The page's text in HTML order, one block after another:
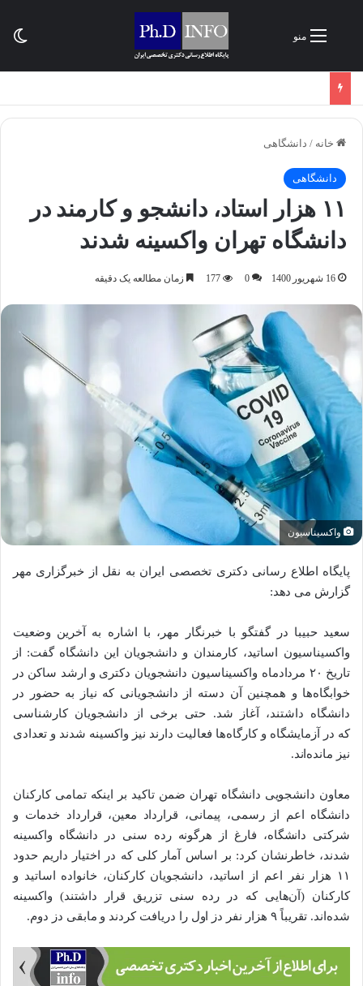
منو
خانه / دانشگاهی
دانشگاهی
۱۱ هزار استاد، دانشجو و کارمند در
دانشگاه تهران واکسینه شدند
16 شهریور 1400 0
177 زمان مطالعه یک دقیقه
واکسیناسیون
پایگاه اطلاع رسانی دکتری تخصصی ایران به نقل از خبرگزاری مهر
گزارش می دهد:
سعید حبیبا در گفتگو با خبرنگار مهر، با اشاره به آخرین وضعیت
واکسیناسیون اساتید، کارمندان و دانشجویان این دانشگاه گفت: از
تاریخ ۲۰ مردادماه واکسیناسیون دانشجویان دکتری و ارشد ساکن در
خوابگاه‌ها و همچنین آن دسته از دانشجویانی که نیاز به حضور در
دانشگاه داشتند، آغاز شد. حتی برخی از دانشجویان کارشناسی
که در آزمایشگاه و کارگاه‌ها فعالیت دارند نیز واکسینه شدند و تعدادی
نیز مانده‌اند.
معاون دانشجویی دانشگاه تهران ضمن تاکید بر اینکه تمامی کارکنان
دانشگاه اعم از رسمی، پیمانی، قرارداد معین، قرارداد خدمات و
شرکتی دانشگاه، فارغ از هرگونه رده سنی در دانشگاه واکسینه
شدند، خاطرنشان کرد: بر اساس آمار کلی که در اختیار داریم حدود
۱۱ هزار نفر اعم از اساتید، دانشجویان کارکنان، خانواده اساتید و
کارکنان (آن‌هایی که در رده سنی تزریق قرار داشتند) واکسینه
شده‌اند. تقریباً ۹ هزار نفر دز اول را دریافت کردند و مابقی دز دوم.